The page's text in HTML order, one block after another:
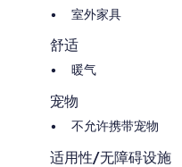
室外家具
舒适
暖气
宠物
不允许携带宠物
适用性/无障碍设施